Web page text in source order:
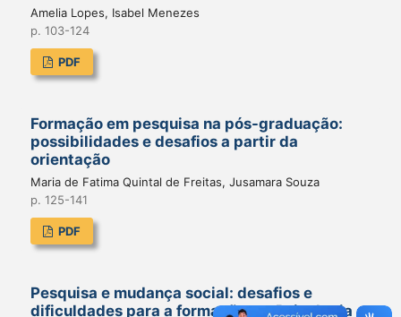
Amelia Lopes, Isabel Menezes
p. 103-124
PDF
Formação em pesquisa na pós-graduação:
possibilidades e desafios a partir da
orientação
Maria de Fatima Quintal de Freitas, Jusamara Souza
p. 125-141
PDF
Pesquisa e mudança social: desafios e
dificuldades para a formação em Psicologia